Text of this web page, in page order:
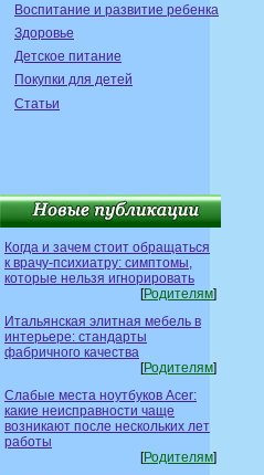
Воспитание и развитие ребенка
Здоровье
Детское питание
Покупки для детей
Статьи
Когда и зачем стоит обращаться
к врачу-психиатру: симптомы,
которые нельзя игнорировать
[Родителям]
Итальянская элитная мебель в
интерьере: стандарты
фабричного качества
[Родителям]
Слабые места ноутбуков Acer:
какие неисправности чаще
возникают после нескольких лет
работы
[Родителям]